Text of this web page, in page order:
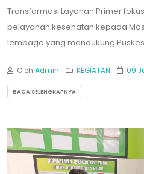
Transformasi Layanan Primer
pelayanan kesehatan kepada
lembaga yang mendukung
Oleh Admin KEGIATAN 09
BACA SELENGKAPNYA